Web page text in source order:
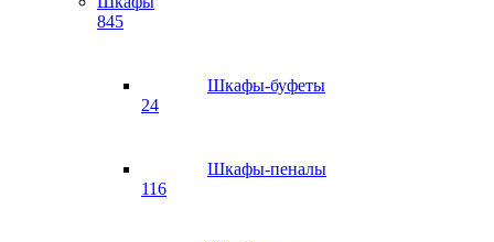
845
Шкафы-буфеты
24
Шкафы-пеналы
116